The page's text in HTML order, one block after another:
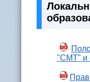
"СМТ" и